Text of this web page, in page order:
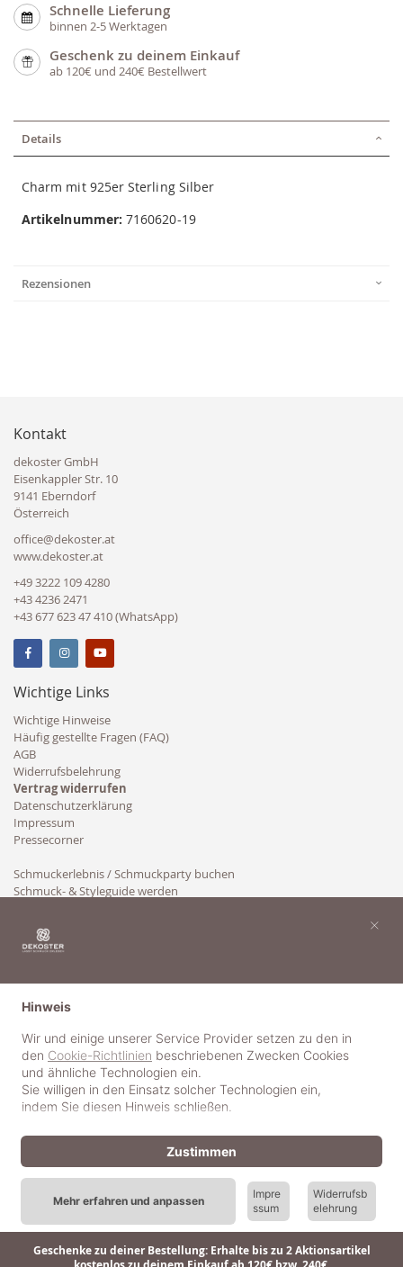
Geschenke zu deiner Bestellung: Erhalte bis zu 2 Aktionsartikel
Schnelle Lieferung
binnen 2-5 Werktagen
Geschenk zu deinem Einkauf
ab 120€ und 240€ Bestellwert
Details
Charm mit 925er Sterling Silber
Artikelnummer: 7160620-19
Rezensionen
Kontakt
dekoster GmbH
Eisenkappler Str. 10
9141 Eberndorf
Österreich
office@dekoster.at
www.dekoster.at
+49 3222 109 4280
+43 4236 2471
+43 677 623 47 410 (WhatsApp)
Wichtige Links
Wichtige Hinweise
Häufig gestellte Fragen (FAQ)
AGB
Widerrufsbelehrung
Vertrag widerrufen
Datenschutzerklärung
Impressum
Pressecorner
Schmuckerlebnis / Schmuckparty buchen
Schmuck- & Styleguide werden
© 2018-2025 dekoster GmbH
Hinweis
Wir und einige unserer Service Provider setzen zu den in
den Cookie-Richtlinien beschriebenen Zwecken Cookies
und ähnliche Technologien ein.
Sie willigen in den Einsatz solcher Technologien ein,
indem Sie diesen Hinweis schließen.
Mehr erfahren und anpassen
Impre
ssum
Widerrufsb
elehrung
Zustimmen
×